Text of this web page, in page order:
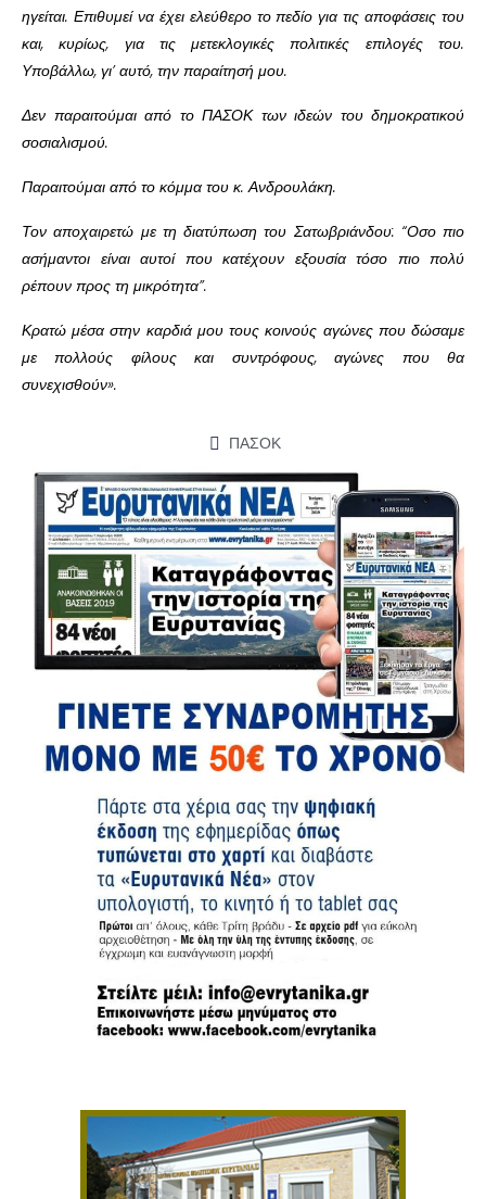
ηγείται. Επιθυμεί να έχει ελεύθερο το πεδίο για τις αποφάσεις του
και, κυρίως, για τις μετεκλογικές πολιτικές επιλογές του.
Υποβάλλω, γι’ αυτό, την παραίτησή μου.
Δεν παραιτούμαι από το ΠΑΣΟΚ των ιδεών του δημοκρατικού
σοσιαλισμού.
Παραιτούμαι από το κόμμα του κ. Ανδρουλάκη.
Τον αποχαιρετώ με τη διατύπωση του Σατωβριάνδου: “Οσο πιο
ασήμαντοι είναι αυτοί που κατέχουν εξουσία τόσο πιο πολύ
ρέπουν προς τη μικρότητα”.
Κρατώ μέσα στην καρδιά μου τους κοινούς αγώνες που δώσαμε
με πολλούς φίλους και συντρόφους, αγώνες που θα
συνεχισθούν».
ΠΑΣΟΚ